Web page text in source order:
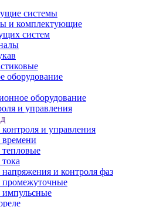
системы
и комплектующие
систем
оборудование
оборудование
и управления
контроля и управления
времени
тепловые
напряжения и контроля фаз
промежуточные
импульсные